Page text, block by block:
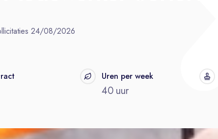
24/08/2026
Uren per week
40 uur